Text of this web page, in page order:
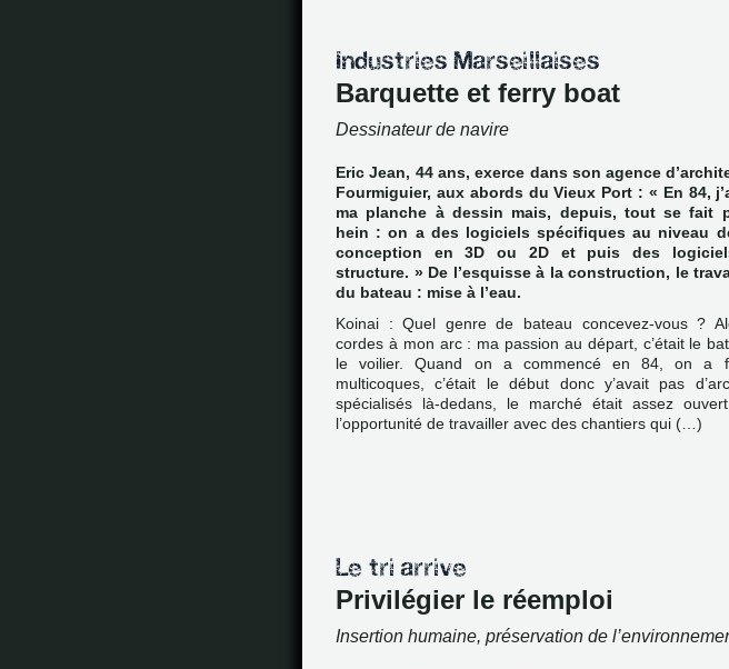
Barquette et ferry boat
Dessinateur de navire
Eric Jean, 44 ans, exerce dans son agence
Fourmiguier, aux abords du Vieux Port : « En 84,
ma planche à dessin mais, depuis, tout se fait
hein : on a des logiciels spécifiques au niveau
conception en 3D ou 2D et puis des
structure. » De l’esquisse à la construction, le
du bateau : mise à l’eau.
Koinai : Quel genre de bateau concevez-vous ?
cordes à mon arc : ma passion au départ, c’était le
le voilier. Quand on a commencé en 84, on a
multicoques, c’était le début donc y’avait pas
spécialisés là-dedans, le marché était assez
l’opportunité de travailler avec des chantiers qui (…)
Privilégier le réemploi
Insertion humaine, préservation de